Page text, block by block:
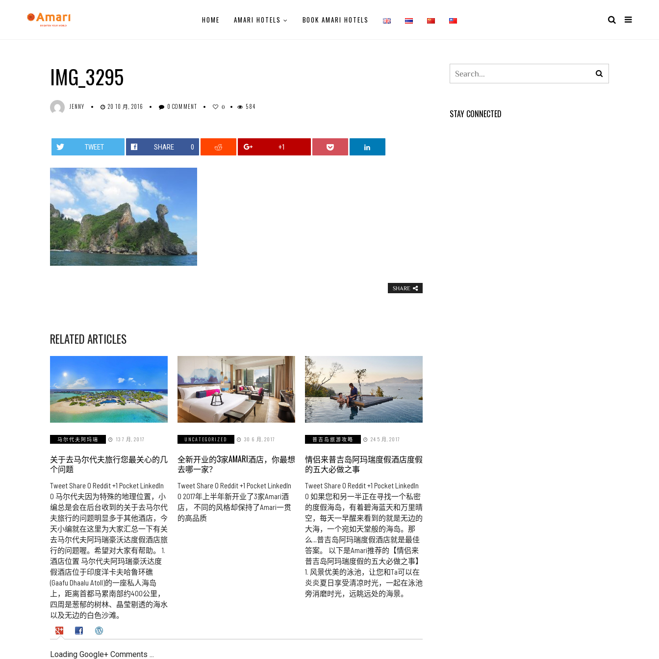
HOME AMARI HOTELS BOOK AMARI HOTELS
IMG_3295
JENNY 20 10 月, 2016 0 COMMENT 0 584
TWEET SHARE 0 +1
SHARE
RELATED ARTICLES
马尔代夫阿玛瑞 13 7 月, 2017
关于去马尔代夫旅行您最关心的几
个问题
Tweet Share 0 Reddit +1 Pocket LinkedIn
0 马尔代夫因为特殊的地理位置，小
编总是会在后台收到的关于去马尔代
夫旅行的问题明显多于其他酒店，今
天小编就在这里为大家汇总一下有关
去马尔代夫阿玛瑞豪沃达度假酒店旅
行的问题喔。希望对大家有帮助。 1.
酒店位置 马尔代夫阿玛瑞豪沃达度
假酒店位于印度洋卡夫哈鲁环礁
(Gaafu Dhaalu Atoll)的一座私人海岛
上，距离首都马累南部约400公里，
四周是葱郁的树林、晶莹剔透的海水
以及无边的白色沙滩。
UNCATEGORIZED 30 6 月, 2017
全新开业的3家AMARI酒店，你最想
去哪一家？
Tweet Share 0 Reddit +1 Pocket LinkedIn
0 2017年上半年新开业了3家Amari酒
店， 不同的风格却保持了Amari一贯
的高品质
普吉岛旅游攻略 24 5 月, 2017
情侣来普吉岛阿玛瑞度假酒店度假
的五大必做之事
Tweet Share 0 Reddit +1 Pocket LinkedIn
0 如果您和另一半正在寻找一个私密
的度假海岛，有着碧海蓝天和万里晴
空，每天一早醒来看到的就是无边的
大海，一个宛如天堂般的海岛。那
么…普吉岛阿玛瑞度假酒店就是最佳
答案。 以下是Amari推荐的【情侣来
普吉岛阿玛瑞度假的五大必做之事】
1. 风景优美的泳池，让您和Ta可以在
炎炎夏日享受清凉时光，一起在泳池
旁消磨时光，远眺远处的海景。
Loading Google+ Comments ...
STAY CONNECTED